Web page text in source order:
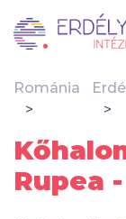
Románia
Rupea